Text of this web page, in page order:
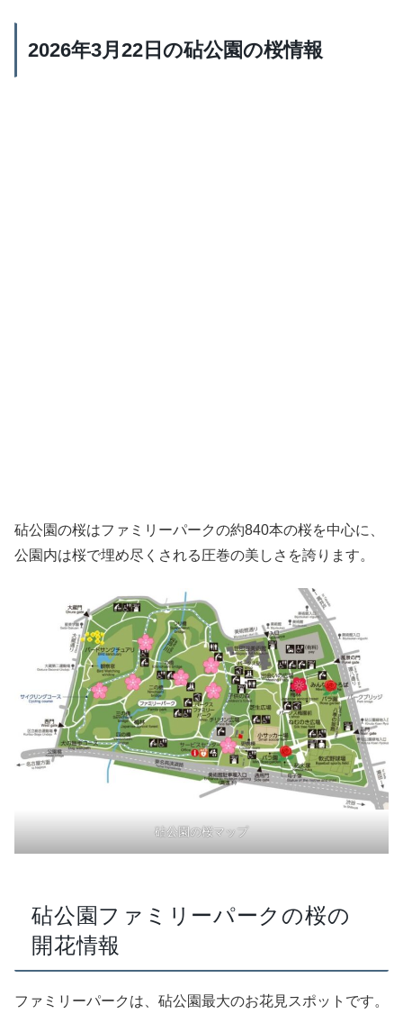
2026年3月22日の砧公園の桜情報
砧公園の桜はファミリーパークの約840本の桜を中心に、
公園内は桜で埋め尽くされる圧巻の美しさを誇ります。
砧公園の桜マップ
砧公園ファミリーパークの桜の
開花情報
ファミリーパークは、砧公園最大のお花見スポットです。